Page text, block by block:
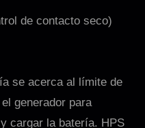
de contacto seco)
se acerca al límite de
generador para
cargar la batería. HPS